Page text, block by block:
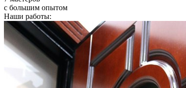
с большим опытом
Наши работы: